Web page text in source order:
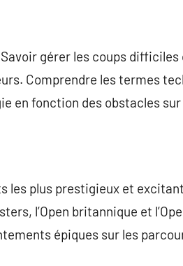
gérer les coups difficiles
Comprendre les termes
en fonction des obstacles
plus prestigieux et
l’Open britannique et
épiques sur les